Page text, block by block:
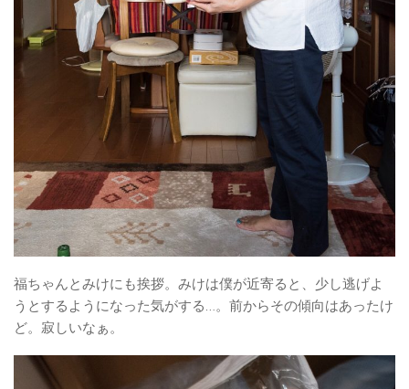
福ちゃんとみけにも挨拶。みけは僕が近寄ると、少し逃げよ
うとするようになった気がする…。前からその傾向はあったけ
ど。寂しいなぁ。